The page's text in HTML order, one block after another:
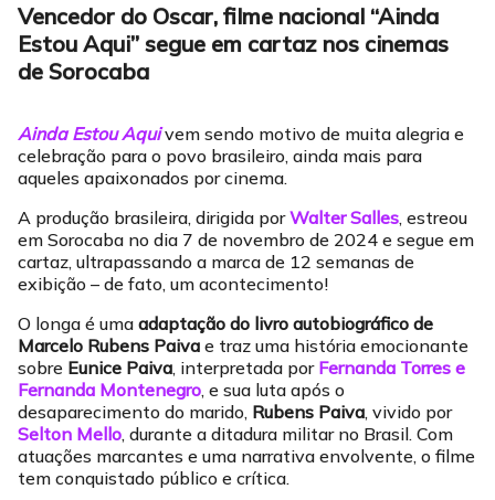
Vencedor do Oscar, filme nacional “Ainda
Estou Aqui” segue em cartaz nos cinemas
de Sorocaba
Ainda Estou Aquivem sendo motivo de muita alegria e
celebração para o povo brasileiro, ainda mais para
aqueles apaixonados por cinema.
A produção brasileira, dirigida porWalter Salles, estreou
em Sorocaba no dia 7 de novembro de 2024 e segue em
cartaz, ultrapassando a marca de 12 semanas de
exibição – de fato, um acontecimento!
O longa é uma adaptação do livro autobiográfico de
Marcelo Rubens Paiva e traz uma história emocionante
sobre Eunice Paiva, interpretada por Fernanda Torres e
Fernanda Montenegro, e sua luta após o
desaparecimento do marido, Rubens Paiva, vivido por
Selton Mello, durante a ditadura militar no Brasil. Com
atuações marcantes e uma narrativa envolvente, o filme
tem conquistado público e crítica.